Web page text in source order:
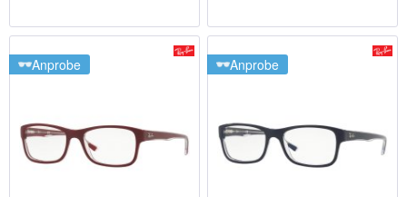
Anprobe Anprobe